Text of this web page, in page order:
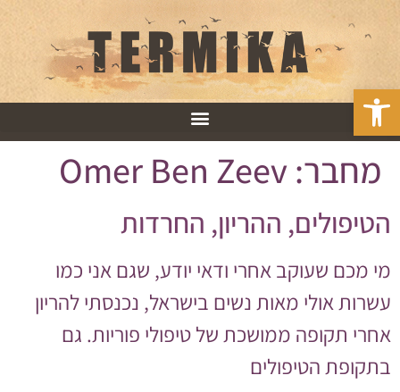
פתח סרגל נגישות
מחבר:Omer Ben Zeev
הטיפולים, ההריון, החרדות
מי מכם שעוקב אחרי ודאי יודע, שגם אני כמו
עשרות אולי מאות נשים בישראל, נכנסתי להריון
אחרי תקופה ממושכת של טיפולי פוריות. גם
בתקופת הטיפולים